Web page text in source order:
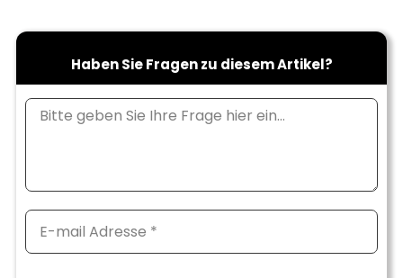
Haben Sie Fragen zu diesem Artikel?